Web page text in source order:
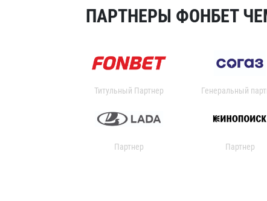
ПАРТНЕРЫ ФОНБЕТ
Титульный Партнер Генеральный
Партнер Партнер